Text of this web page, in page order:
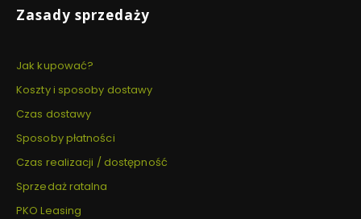
Zasady sprzedaży
Jak kupować?
Koszty i sposoby dostawy
Czas dostawy
Sposoby płatności
Czas realizacji / dostępność
Sprzedaż ratalna
PKO Leasing